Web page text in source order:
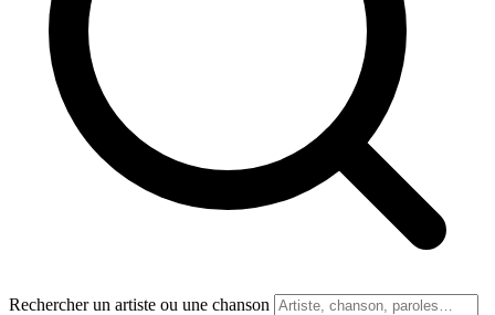
Rechercher un artiste ou une chanson